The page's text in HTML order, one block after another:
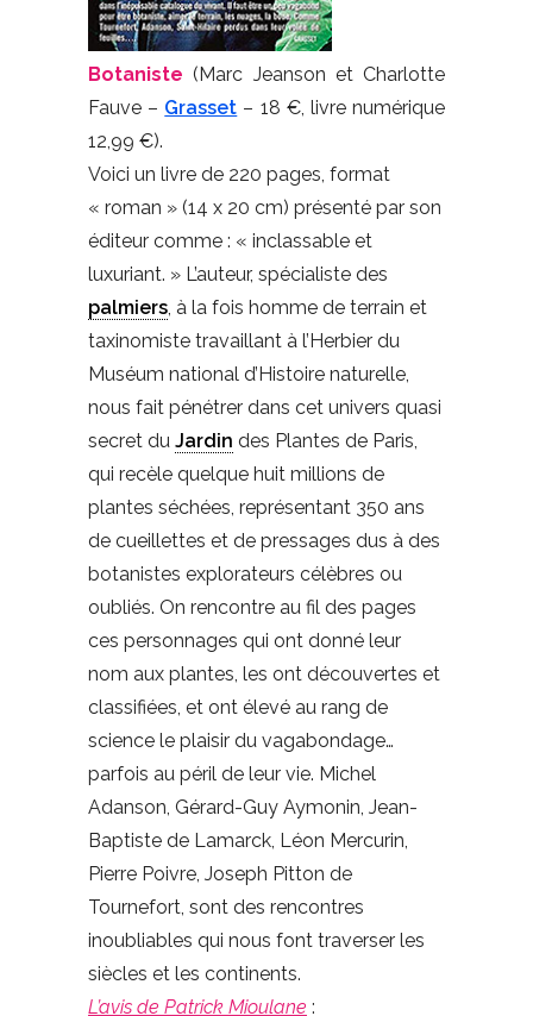
Botaniste(Marc Jeanson et Charlotte
Fauve – Grasset – 18 €, livre numérique
12,99 €).
Voici un livre de 220 pages, format
« roman » (14 x 20 cm) présenté par son
éditeur comme : « inclassable et
luxuriant. » L’auteur, spécialiste des
palmiers, à la fois homme de terrain et
taxinomiste travaillant à l’Herbier du
Muséum national d’Histoire naturelle,
nous fait pénétrer dans cet univers quasi
secret du Jardin des Plantes de Paris,
qui recèle quelque huit millions de
plantes séchées, représentant 350 ans
de cueillettes et de pressages dus à des
botanistes explorateurs célèbres ou
oubliés. On rencontre au fil des pages
ces personnages qui ont donné leur
nom aux plantes, les ont découvertes et
classifiées, et ont élevé au rang de
science le plaisir du vagabondage…
parfois au péril de leur vie. Michel
Adanson, Gérard-Guy Aymonin, Jean-
Baptiste de Lamarck, Léon Mercurin,
Pierre Poivre, Joseph Pitton de
Tournefort, sont des rencontres
inoubliables qui nous font traverser les
siècles et les continents.
L’avis de Patrick Mioulane :